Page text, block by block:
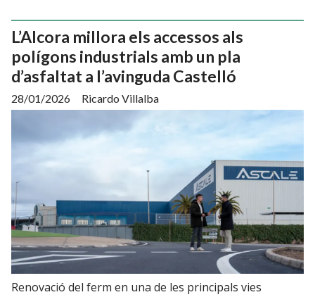
L’Alcora millora els accessos als
polígons industrials amb un pla
d’asfaltat a l’avinguda Castelló
Ricardo Villalba
28/01/2026
Renovació del ferm en una de les principals vies